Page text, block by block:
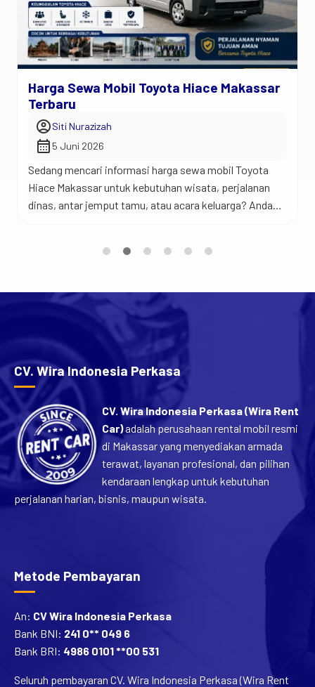
Harga Sewa Mobil Toyota Hiace Makassar
Terbaru
account_circleSiti Nurazizah
calendar_month 5 Juni 2026
Sedang mencari informasi harga sewa mobil Toyota
Hiace Makassar untuk kebutuhan wisata, perjalanan
dinas, antar jemput tamu, atau acara keluarga? Anda
perjalanan rombongan karena menawarkan kabin yang
kenyamanan yang sulit ditandingi mobil keluarga biasa.
CV. Wira Indonesia Perkasa
CV. Wira Indonesia Perkasa (Wira Rent
Car)adalah perusahaan rental mobil resmi
di Makassar yang menyediakan armada
terawat, layanan profesional, dan pilihan
kendaraan lengkap untuk kebutuhan
perjalanan harian, bisnis, maupun wisata.
Metode Pembayaran
An: CV Wira Indonesia Perkasa
Bank BNI: 241 0** 049 6
Bank BRI: 4986 0101 **00 531
Seluruh pembayaran CV. Wira Indonesia Perkasa (Wira Rent